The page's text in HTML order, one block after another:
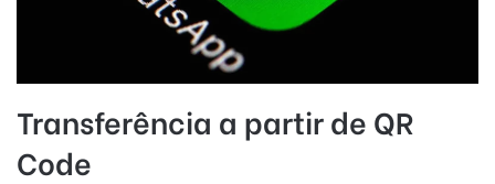
Transferência a partir de QR
Code